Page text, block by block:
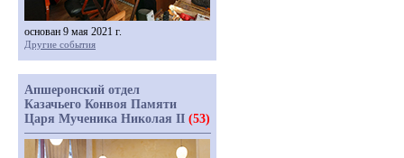
основан 9 мая 2021 г.
Другие события
Апшеронский отдел
Казачьего Конвоя Памяти
Царя Мученика Николая II (53)